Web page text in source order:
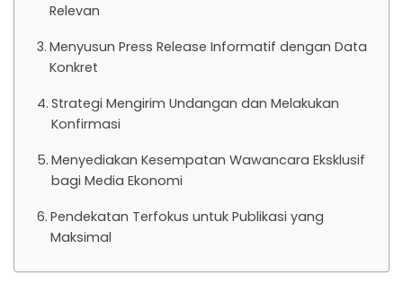
Relevan
Menyusun Press Release Informatif dengan Data
Konkret
Strategi Mengirim Undangan dan Melakukan
Konfirmasi
Menyediakan Kesempatan Wawancara Eksklusif
bagi Media Ekonomi
Pendekatan Terfokus untuk Publikasi yang
Maksimal